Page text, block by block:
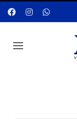
Saltar
al
Toggle